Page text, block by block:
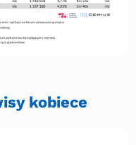
kobiece